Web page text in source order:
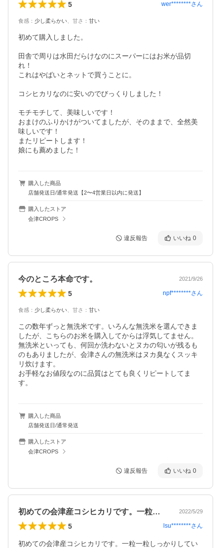
5 wer********さん
食感 ： 少し柔らかい 甘さ ： 甘い
初めて購入しました。
田舎で周りは水田だらけなのにスーパーにはお米が品切
れ！
これはやばいとネットで買うことに。
コシヒカリなのに安いのでびっくりしました！
モチモチして、美味しいです！
おまけのふりかけがついてましたが、そのままで、全然美
味しいです！
またリピートします！
娘にも薦めました！
購入した商品
店舗発送日/通常発送【2〜4営業日以内に発送】
購入したストア
会津CROPS
違反報告 いいね 0
今のところ本命です。 2021/9/26
5 npf********さん
食感 ： 少し柔らかい 甘さ ： 甘い
この数年ずっと無洗米です。いろんな無洗米を選んできま
したが、こちらのお米を購入してからは浮気してません。
無洗米といっても、何回か洗わないとヌカの匂いが残るも
のもありましたが、会津さんの無洗米はヌカ臭なくスッキ
リ炊けます。
お手軽なお値段なのに品質はとても良くリピートしてま
す。
購入した商品
店舗発送日/通常発送
購入したストア
会津CROPS
違反報告 いいね 0
初めての会津産コシヒカリです。一粒一粒… 2022/5/29
5 lsu********さん
初めての会津産コシヒカリです。一粒一粒しっかりしてい